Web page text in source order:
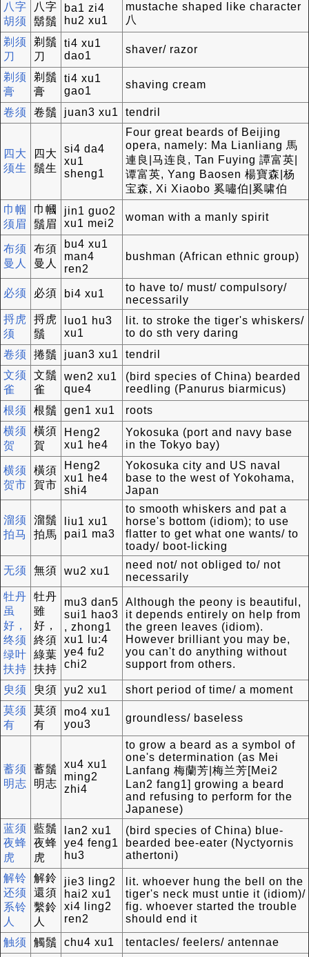
八字
胡须
八字
鬍鬚
ba1 zi4
hu2 xu1
mustache shaped like character
八
剃须
刀
剃鬚
刀
ti4 xu1
dao1
shaver/ razor
剃须
膏
剃鬚
膏
ti4 xu1
gao1
shaving cream
卷须 卷鬚 juan3 xu1 tendril
四大
须生
四大
鬚生
si4 da4
xu1
sheng1
Four great beards of Beijing
opera, namely: Ma Lianliang 馬
連良|马连良, Tan Fuying 譚富英|
谭富英, Yang Baosen 楊寶森|杨
宝森, Xi Xiaobo 奚嘯伯|奚啸伯
巾帼
须眉
巾幗
鬚眉
jin1 guo2
xu1 mei2
woman with a manly spirit
布须
曼人
布須
曼人
bu4 xu1
man4
ren2
bushman (African ethnic group)
必须 必須 bi4 xu1
to have to/ must/ compulsory/
necessarily
捋虎
须
捋虎
鬚
luo1 hu3
xu1
lit. to stroke the tiger's whiskers/
to do sth very daring
卷须
捲鬚 juan3 xu1
tendril
文须
雀
文鬚
雀
wen2 xu1
que4
(bird species of China) bearded
reedling (Panurus biarmicus)
根须
根鬚 gen1 xu1
roots
横须
贺
橫須
賀
Heng2
xu1 he4
Yokosuka (port and navy base
in the Tokyo bay)
横须
贺市
橫須
賀市
Heng2
xu1 he4
shi4
Yokosuka city and US naval
base to the west of Yokohama,
Japan
溜须
拍马
溜鬚
拍馬
liu1 xu1
pai1 ma3
to smooth whiskers and pat a
horse's bottom (idiom); to use
flatter to get what one wants/ to
toady/ boot-licking
无须 無須 wu2 xu1
need not/ not obliged to/ not
necessarily
牡丹
虽
好，
终须
绿叶
扶持
牡丹
雖
好，
終須
綠葉
扶持
mu3 dan5
sui1 hao3
, zhong1
xu1 lu:4
ye4 fu2
chi2
Although the peony is beautiful,
it depends entirely on help from
the green leaves (idiom).
However brilliant you may be,
you can't do anything without
support from others.
臾须 臾須 yu2 xu1
short period of time/ a moment
莫须
有
莫須
有
mo4 xu1
you3
groundless/ baseless
蓄须
明志
蓄鬚
明志
xu4 xu1
ming2
zhi4
to grow a beard as a symbol of
one's determination (as Mei
Lanfang 梅蘭芳|梅兰芳[Mei2
Lan2 fang1] growing a beard
and refusing to perform for the
Japanese)
蓝须
夜蜂
虎
藍鬚
夜蜂
虎
lan2 xu1
ye4 feng1
hu3
(bird species of China) blue-
bearded bee-eater (Nyctyornis
athertoni)
解铃
还须
系铃
人
解鈴
還須
繫鈴
人
jie3 ling2
hai2 xu1
xi4 ling2
ren2
lit. whoever hung the bell on the
tiger's neck must untie it (idiom)/
fig. whoever started the trouble
should end it
触须
觸鬚 chu4 xu1 tentacles/ feelers/ antennae